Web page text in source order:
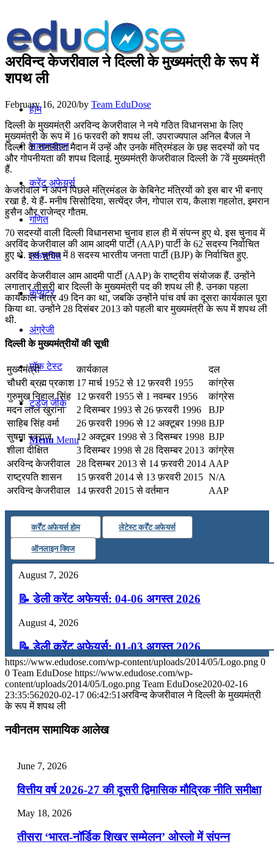
होम
सामान्यज्ञान
करेंट अफेयर्स
गणित
तर्कशक्ति
कंप्यूटर
अंग्रेजी
मॉक टेस्ट
टुडेज जीके
Menu Menu
अरविन्‍द केजरीवाल ने दिल्‍ली के मुख्‍यमंत्री के रूप में
शपथ ली
February 16, 2020/by Team EduDose
दिल्ली के मुख्यमंत्री अरविन्‍द केजरीवाल ने नये गठित विधानसभा के लिए
मुख्‍यमंत्री के रूप में 16 फरवरी को शपथ ली. उपराज्‍यपाल अनिल बैजल ने
दिल्‍ली के रामलीला मैदान में उन्‍हें और उनके मंत्रिमंडल के छह सदस्‍यों को पद
और गोपनीयता की शपथ दिलाई. मुख्यमंत्री केजरीवाल दिल्ली के 7वें मुख्यमंत्री
हैं.
केजरीवाल ने अपने पिछले मंत्रिमंडल के केबिनेट मंत्रियों को इस बार भी बनाए
रखा है. ये हैं- मनीष सिसोदिया, सत्‍येंद्र जैन, गोपाल राय, कैलाश गहलोत, इमरान
हुसैन और राजेन्‍द्र गौतम.
70 सदस्यों वाली दिल्‍ली विधानसभा चुनाव हाल ही में संपन्न हुए थे. इस चुनाव में
अरविंद केजरीवाल की आम आदमी पार्टी (AAP) पार्टी के 62 सदस्य निर्वाचित
हुए थे. इस चुनाव में 8 सदस्य भारतीय जनता पार्टी (BJP) के निर्वाचित हुए.
अरविंद केजरीवाल आम आदमी पार्टी (AAP) के राष्ट्रीय संयोजक हैं. उन्होंने
लगातार तीसरी बार दिल्ली के मुख्यमंत्री पद की शपथ ली है. उनका पहला
कार्यकाल मात्र 49 दिन का था, जबकि उन्होंने पांच वर्ष का दूसरा कार्यकाल पूरा
किया था. उन्होंने 28 दिसंबर 2013 को पहली बार मुख्‍यमंत्री के रूप में शपथ ली
थी.
दिल्‍ली के मुख्‍यमंत्रीयों की सूची
मुख्यमंत्री कार्यकाल
दल
चौधरी ब्रह्म प्रकाश 17 मार्च 1952 से 12 फ़रवरी 1955
कांग्रेस
गुरुमुख निहाल सिंह 12 फ़रवरी 1955 से 1 नवम्बर 1956
कांग्रेस
मदन लाल खुराना
2 दिसम्बर 1993 से 26 फ़रवरी 1996
BJP
साहिब सिंह वर्मा
26 फ़रवरी 1996 से 12 अक्टूबर 1998 BJP
सुषमा स्वराज
12 अक्टूबर 1998 से 3 दिसम्बर 1998 BJP
शीला दीक्षित
3 दिसम्बर 1998 से 28 दिसम्बर 2013 कांग्रेस
अरविन्द केजरीवाल
28 दिसम्बर 2013 से 14 फ़रवरी 2014 AAP
राष्ट्रपति शासन
15 फ़रवरी 2014 से 13 फ़रवरी 2015 N/A
अरविन्द केजरीवाल
14 फ़रवरी 2015 से वर्तमान AAP
कर्रेंट अफेयर्स होम लेटेस्ट कर्रेंट अफेयर्स
ऑनलाइन क्विज
August 7, 2026
📝 डेली करेंट अफेयर्स: 04-06 अगस्त 2026
August 4, 2026
📝 डेली करेंट अफेयर्स: 01-03 अगस्त 2026
July 31, 2026
📝 डेली करेंट अफेयर्स: 28-31 जुलाई 2026
July 25, 2026
📝 डेली करेंट अफेयर्स: 22-24 जुलाई 2026
July 22, 2026
📝 डेली करेंट अफेयर्स: 19-21 जुलाई 2026
https://www.edudose.com/wp-content/uploads/2014/05/Logo.png 0
0 Team EduDose https://www.edudose.com/wp-
content/uploads/2014/05/Logo.png Team EduDose2020-02-16
23:35:562020-02-17 06:42:51अरविन्‍द केजरीवाल ने दिल्‍ली के मुख्‍यमंत्री
के रूप में शपथ ली
नवीनतम सामायिक आलेख
June 7, 2026
वित्तीय वर्ष 2026-27 की दूसरी द्विमासिक मौद्रिक नीति समीक्षा
May 18, 2026
तीसरा ‘भारत-नॉर्डिक शिखर सम्मेलन’ ओस्लो में संपन्न